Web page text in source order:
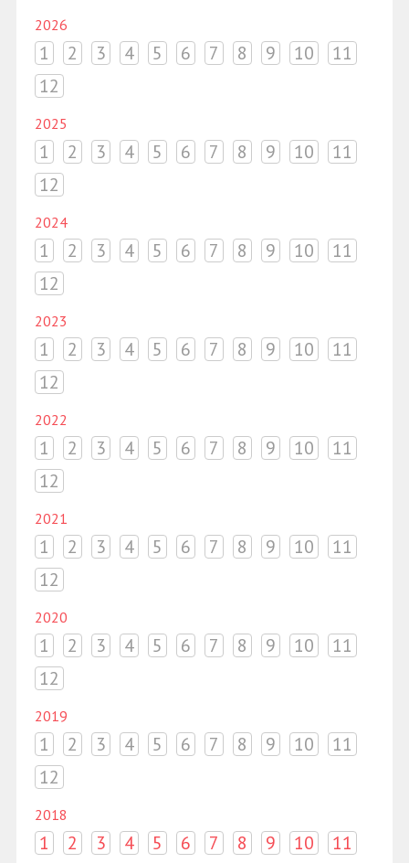
2026
1 2 3 4 5 6 7 8 9 10
11
12
2025
1 2 3 4 5 6 7 8 9 10
11
12
2024
1 2 3 4 5 6 7 8 9 10
11
12
2023
1 2 3 4 5 6 7 8 9 10
11
12
2022
1 2 3 4 5 6 7 8 9 10
11
12
2021
1 2 3 4 5 6 7 8 9 10
11
12
2020
1 2 3 4 5 6 7 8 9 10
11
12
2019
1 2 3 4 5 6 7 8 9 10
11
12
2018
1 2 3 4 5 6 7 8 9 10
11